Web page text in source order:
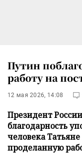
Путин
работу на
12 мая 2026, 14:08
Президент
благодарность
человека
проделанную